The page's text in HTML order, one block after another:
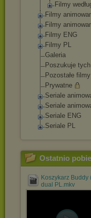
Filmy
Filmy
Filmy
Filmy ENG
Filmy PL
Galeria
Poszukuje
Pozostałe filmy
Prywatne
Seriale
Seriale
Seriale ENG
Seriale PL
Ostatnio
Koszykarz Buddy
dual PL.mkv